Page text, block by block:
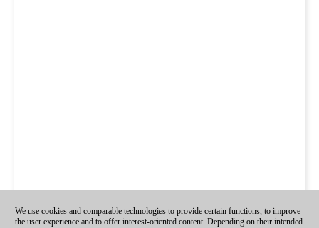
We use cookies and comparable technologies to provide certain functions, to improve
the user experience and to offer interest-oriented content. Depending on their intended